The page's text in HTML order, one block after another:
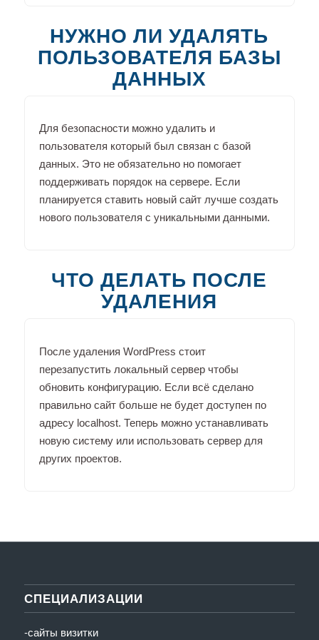
НУЖНО ЛИ УДАЛЯТЬ
ПОЛЬЗОВАТЕЛЯ БАЗЫ
ДАННЫХ
Для безопасности можно удалить и
пользователя который был связан с базой
данных. Это не обязательно но помогает
поддерживать порядок на сервере. Если
планируется ставить новый сайт лучше создать
нового пользователя с уникальными данными.
ЧТО ДЕЛАТЬ ПОСЛЕ
УДАЛЕНИЯ
После удаления WordPress стоит
перезапустить локальный сервер чтобы
обновить конфигурацию. Если всё сделано
правильно сайт больше не будет доступен по
адресу localhost. Теперь можно устанавливать
новую систему или использовать сервер для
других проектов.
СПЕЦИАЛИЗАЦИИ
-сайты визитки